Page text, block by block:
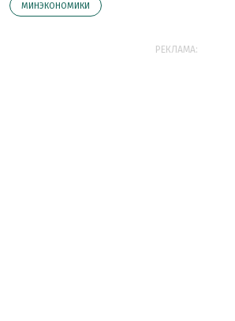
МИНЭКОНОМИКИ
РЕКЛАМА: